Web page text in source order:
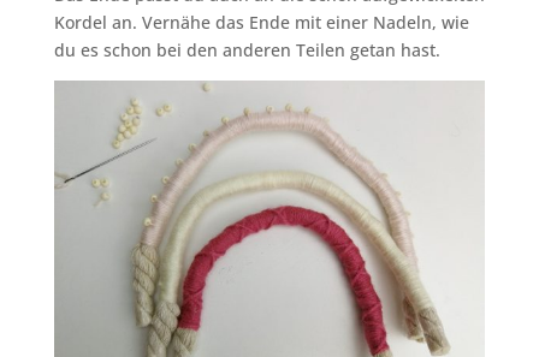
Kordel an. Vernähe das Ende mit einer Nadeln, wie
du es schon bei den anderen Teilen getan hast.